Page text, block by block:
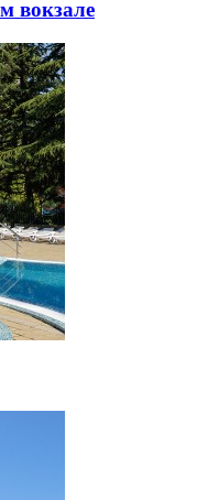
вокзале